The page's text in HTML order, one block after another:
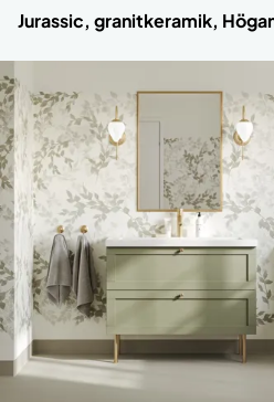
Jurassic, granitkeramik,